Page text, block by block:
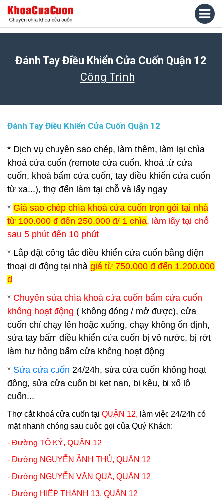
Đánh Tay Điều Khiển Cửa Cuốn Quận 12
Công Trình
Đánh Tay Điều Khiển Cửa Cuốn Quận 12
* Dịch vụ chuyên sao chép, làm thêm, làm lại chìa
khoá cửa cuốn (remote cửa cuốn, khoá từ cửa
cuốn, khoá bấm cửa cuốn, tay điều khiển cửa cuốn
từ xa...), thợ đến làm tại chỗ và lấy ngay
* Giá sao chép chìa khoá cửa cuốn trọn gói tại nhà
từ 100.000 đ đến 250.000 đ/ 1 chìa, làm lấy tại chỗ
sau 5 phút đến 10 phút
* Lắp đặt công tắc điều khiển cửa cuốn bằng điện
thoại di động tại nhà giá từ 750.000 đ đến 1.200.000
đ
* Chuyên sửa chìa khoá cửa cuốn bấm cửa cuốn
không hoạt động ( không đóng / mở được), cửa
cuốn chỉ chạy lên hoặc xuống, chạy không ổn định,
sửa tay bấm điều khiển cửa cuốn bị vô nước, bị rớt
làm hư hỏng bấm cửa không hoạt động
* Sửa cửa cuốn 24/24h, sửa cửa cuốn không hoạt
động, sửa cửa cuốn bị kẹt nan, bị kêu, bị xổ lô
cuốn...
Thợ cắt khoá cửa cuốn tại QUẬN 12, làm việc 24/24h có
mặt nhanh chóng sau cuộc gọi của Quý Khách:
- Đường TÔ KÝ, QUẬN 12
- Đường NGUYỄN ẢNH THỦ, QUẬN 12
- Đường NGUYỄN VĂN QUÁ, QUẬN 12
- Đường HIỆP THÀNH 13, QUẬN 12